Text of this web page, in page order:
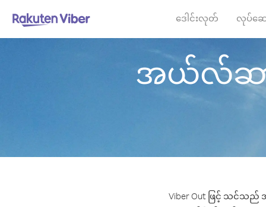
ဒေါင်းလုတ် လုပ်ဆေ
အယ်လ်ဆာ
Viber Out ဖြင့် သင်သ